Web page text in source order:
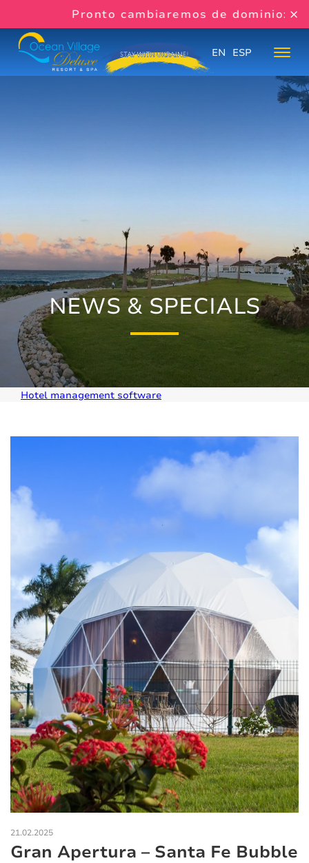
Pronto cambiaremos de dominio:
EN ESP
NEWS & SPECIALS
Hotel management software
21.02.2025
Gran Apertura – Santa Fe Bubble